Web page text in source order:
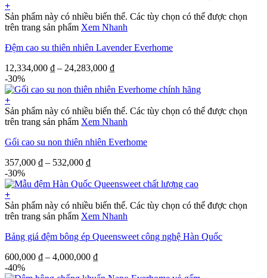
+
Sản phẩm này có nhiều biến thể. Các tùy chọn có thể được chọn
trên trang sản phẩm Xem Nhanh
Đệm cao su thiên nhiên Lavender Everhome
12,334,000 ₫ – 24,283,000 ₫
-30%
+
Sản phẩm này có nhiều biến thể. Các tùy chọn có thể được chọn
trên trang sản phẩm Xem Nhanh
Gối cao su non thiên nhiên Everhome
357,000 ₫ – 532,000 ₫
-30%
+
Sản phẩm này có nhiều biến thể. Các tùy chọn có thể được chọn
trên trang sản phẩm Xem Nhanh
Bảng giá đệm bông ép Queensweet công nghệ Hàn Quốc
600,000 ₫ – 4,000,000 ₫
-40%